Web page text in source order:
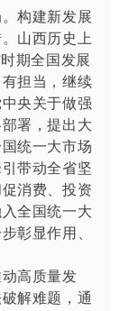
构建新发展
山西历史上
期全国发展
担当，继续
央关于做强
署，提出大
统一大市场
带动全省坚
消费、投资
全国统一大
彰显作用、
高质量发
解难题，通